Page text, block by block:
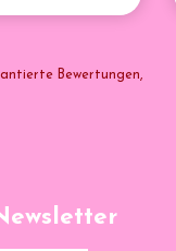
Bewertungen,